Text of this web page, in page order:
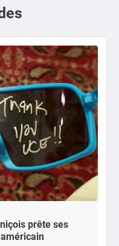
prête ses